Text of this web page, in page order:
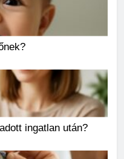
ingatlan után?